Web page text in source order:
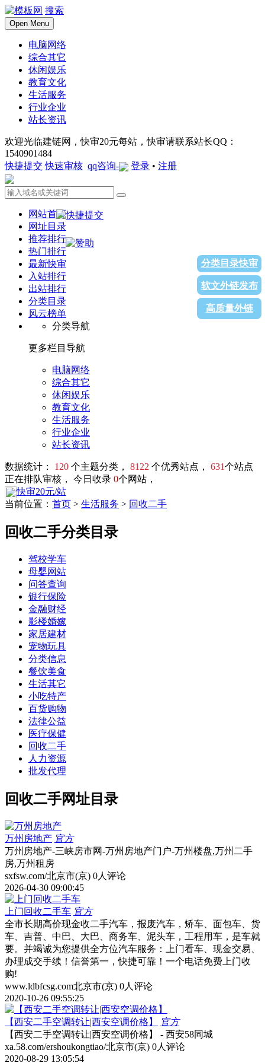
搜索
Open Menu
电脑网络
综合其它
休闲娱乐
教育文化
生活服务
行业企业
站长资讯
欢迎光临建链网，快审20元每站，快审请联系站长QQ：
1540901484
快捷提交 快速审核 qq咨询- 登录 • 注册
网站首页
网址目录
推荐排行
热门排行
最新快审
入站排行
出站排行
分类目录
风云榜单
分类导航
更多栏目导航
电脑网络
综合其它
休闲娱乐
教育文化
生活服务
行业企业
站长资讯
数据统计： 120 个主题分类， 8122 个优秀站点， 631个站点
正在排队审核， 今日收录 0个网站，
快审20元/站
分类目录快审
软文外链发布
高质量外链
当前位置： 首页 > 生活服务 > 回收二手
回收二手分类目录
驾校学车
母婴网站
问答查询
银行保险
金融财经
影楼婚嫁
家居建材
宠物玩具
分类信息
餐饮美食
生活其它
小吃特产
百货购物
法律公益
医疗保健
回收二手
人力资源
批发代理
回收二手网址目录
万州房地产 官方
万州房地产-三峡房市网-万州房地产门户-万州楼盘,万州二手
房,万州租房
sxfsw.com/北京市(京) 0人评论
2026-04-30 09:00:45
上门回收二手车 官方
全市长期高价现金收二手汽车，报废汽车，矫车、面包车、货
车、吉普、中巴、大巴、商务车、泥头车，工程用车，是车就
要。并竭诚为您提供全方位汽车服务：上门看车、现金交易、
办理成交手续！信誉第一，快捷可靠！一个电话免费上门收
购!
www.ldbfcsg.com北京市(京) 0人评论
2020-10-26 09:55:25
【西安二手空调转让|西安空调价格】
官方
【西安二手空调转让|西安空调价格】 - 西安58同城
xa.58.com/ershoukongtiao/北京市(京) 0人评论
2020-08-29 13:05:54